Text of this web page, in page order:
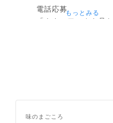
電話応募
「タウンワークを見
もっとみる
味のまごころ